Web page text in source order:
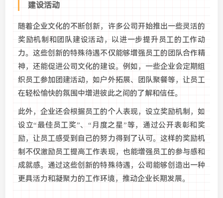
建设活动
随着企业文化的不断创新，许多公司开始推出一些灵活的
奖励机制和团队建设活动，以进一步提升员工的工作动
力。这些创新的特殊待遇不仅能够增强员工的团队合作精
神，还能促进公司文化的建设。例如，一些企业会定期组
织员工参加团建活动，如户外拓展、团队聚餐等，让员工
在轻松愉快的氛围中增进彼此之间的了解和信任。
此外，企业还会根据员工的个人表现，设立奖励机制，如
设立“最佳员工奖”、“月度之星”等，通过公开表彰和奖
励，让员工感受到自己的努力得到了认可。这样的奖励机
制不仅激励员工提高工作表现，也能增强员工的参与感和
成就感。通过这些创新的特殊待遇，公司能够创造出一种
更具活力和凝聚力的工作环境，推动企业长期发展。